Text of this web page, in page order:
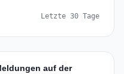
Letzte 30 Tage
auf der